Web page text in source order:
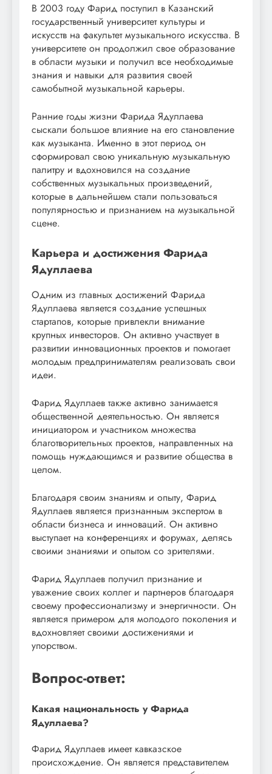
В 2003 году Фарид поступил в Казанский
государственный университет культуры и
искусств на факультет музыкального искусства. В
университете он продолжил свое образование
в области музыки и получил все необходимые
знания и навыки для развития своей
самобытной музыкальной карьеры.
Ранние годы жизни Фарида Ядуллаева
сыскали большое влияние на его становление
как музыканта. Именно в этот период он
сформировал свою уникальную музыкальную
палитру и вдохновился на создание
собственных музыкальных произведений,
которые в дальнейшем стали пользоваться
популярностью и признанием на музыкальной
сцене.
Карьера и достижения Фарида
Ядуллаева
Одним из главных достижений Фарида
Ядуллаева является создание успешных
стартапов, которые привлекли внимание
крупных инвесторов. Он активно участвует в
развитии инновационных проектов и помогает
молодым предпринимателям реализовать свои
идеи.
Фарид Ядуллаев также активно занимается
общественной деятельностью. Он является
инициатором и участником множества
благотворительных проектов, направленных на
помощь нуждающимся и развитие общества в
целом.
Благодаря своим знаниям и опыту, Фарид
Ядуллаев является признанным экспертом в
области бизнеса и инноваций. Он активно
выступает на конференциях и форумах, делясь
своими знаниями и опытом со зрителями.
Фарид Ядуллаев получил признание и
уважение своих коллег и партнеров благодаря
своему профессионализму и энергичности. Он
является примером для молодого поколения и
вдохновляет своими достижениями и
упорством.
Вопрос-ответ:
Какая национальность у Фарида
Ядуллаева?
Фарид Ядуллаев имеет кавказское
происхождение. Он является представителем